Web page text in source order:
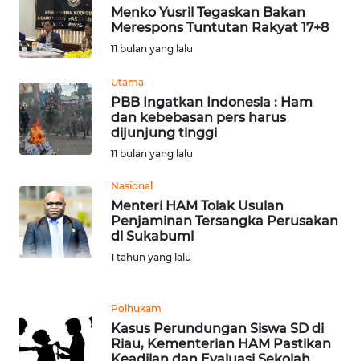
Menko Yusril Tegaskan Bakan
Merespons Tuntutan Rakyat 17+8
11 bulan yang lalu
Utama
PBB Ingatkan Indonesia : Ham
dan kebebasan pers harus
dijunjung tinggi
11 bulan yang lalu
Nasional
Menteri HAM Tolak Usulan
Penjaminan Tersangka Perusakan
di Sukabumi
1 tahun yang lalu
Polhukam
Kasus Perundungan Siswa SD di
Riau, Kementerian HAM Pastikan
WN
NUSANTARA
WN
JOGJA
WN
WN
BALI
WN
KALTENG